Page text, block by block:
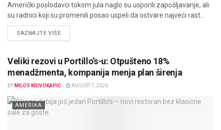
Američki poslodavci tokom jula naglo su usporili zapošljavanje, ali
su radnici koji su promenili posao uspeli da ostvare najveći rast...
SAZNAJTE VIŠEDETAILS
Veliki rezovi u Portillo’s-u: Otpušteno 18%
menadžmenta, kompanija menja plan širenja
BY MILOS KRIVOKAPIĆ AVGUST 7, 2026
AMERIKA